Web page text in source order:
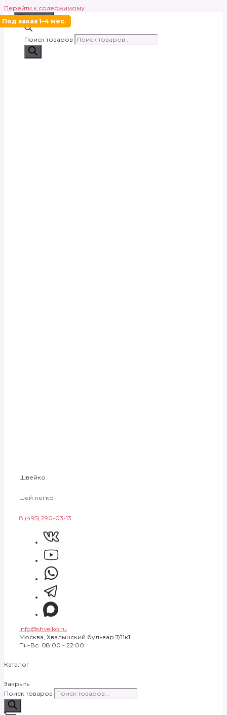
Перейти к содержимому
Меню
Поиск товаров
Швейко
шей легко
8 (495) 290-03-13
info@shveiko.ru
Москва, Хвалынский бульвар 7/11к1
Пн-Вс. 08:00 - 22:00
Каталог
Закрыть
Поиск товаров
Под заказ 1–4 мес.